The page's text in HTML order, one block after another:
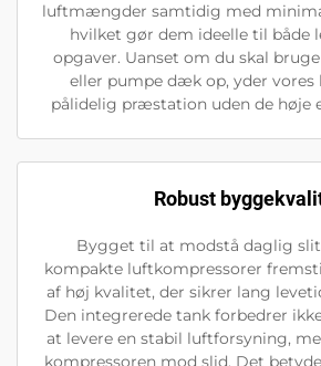
luftmængder samtidig med
hvilket gør dem ideelle til både
opgaver. Uanset om du skal
eller pumpe dæk op, yder vores
pålidelig præstation uden de høje
Robust
Bygget til at modstå daglig
kompakte luftkompressorer
af høj kvalitet, der sikrer lang
Den integrerede tank forbedrer
at levere en stabil luftforsyning,